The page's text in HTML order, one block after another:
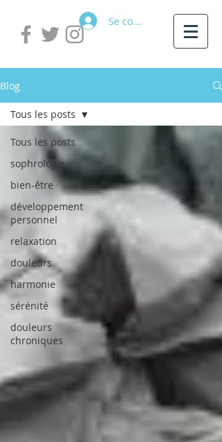
Se connecter
Blog
Tous les posts
sophrologie
bien-être
développement
personnel
relaxation
douleurs
harmonie
sérénité
douleurs
chroniques
Tous les posts